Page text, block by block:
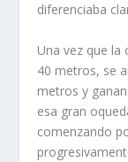
diferenciaba
Una vez que la
40 metros, se
metros y
esa gran
co­menzando